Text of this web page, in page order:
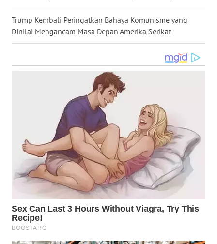
Trump Kembali Peringatkan Bahaya Komunisme yang
Dinilai Mengancam Masa Depan Amerika Serikat
WN
KALTENG
WN
WN
SULSEL
GORONTALO
WN
SULUT